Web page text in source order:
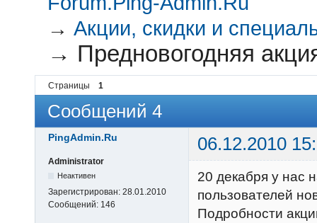
→Акции, скидки и
→ Предновогодняя
Страницы 1
Сообщений 4
PingAdmin.Ru 06.12.2010
Administrator
Неактивен
Зарегистрирован: 28.01.2010
Сообщений: 146
20 декабря у нас
пользователей
Подробности